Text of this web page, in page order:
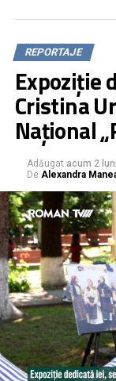
capete experiență
REPORTAJE
Expoziție
Cristina
Național
Adăugat acum 2 luni
De Alexandra